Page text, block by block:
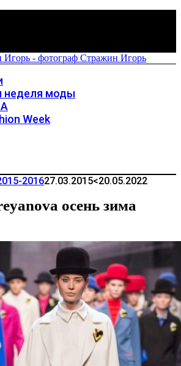
неделя моды
Week
201627.03.2015<20.05.2022
осень зима